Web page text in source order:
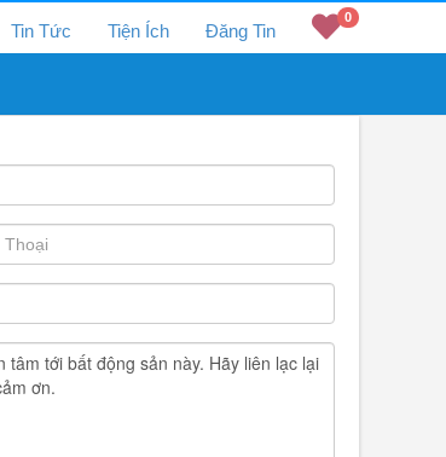
Tin Tức Tiện Ích Đăng Tin
0